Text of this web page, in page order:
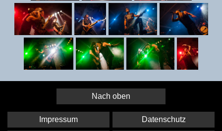
Nach oben
Impressum Datenschutz